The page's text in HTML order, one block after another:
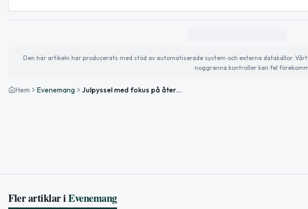
Den här artikeln har producerats med stöd av automatiserade system och externa datakällor.
noggranna kontroller kan fel
Hem Evenemang Julpyssel med fokus på återbruk i Linero
Fler artiklar iEvenemang